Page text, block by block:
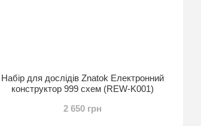
Набір для дослідів Znatok Електронний
конструктор 999 схем (REW-K001)
2 650 грн